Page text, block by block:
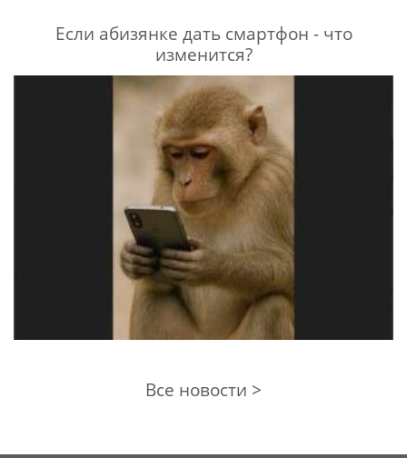
Если абизянке дать смартфон - что
изменится?
Все новости >